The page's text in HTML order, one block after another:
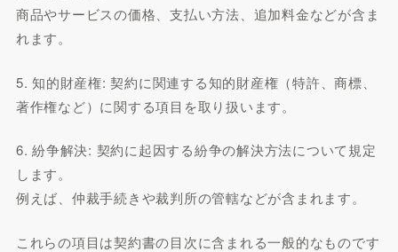
商品やサービスの価格、支払い方法、追加料金などが含ま
れます。
5. 知的財産権: 契約に関連する知的財産権（特許、商標、
著作権など）に関する項目を取り扱います。
6. 紛争解決: 契約に起因する紛争の解決方法について規定
します。
例えば、仲裁手続きや裁判所の管轄などが含まれます。
これらの項目は契約書の目次に含まれる一般的なものです